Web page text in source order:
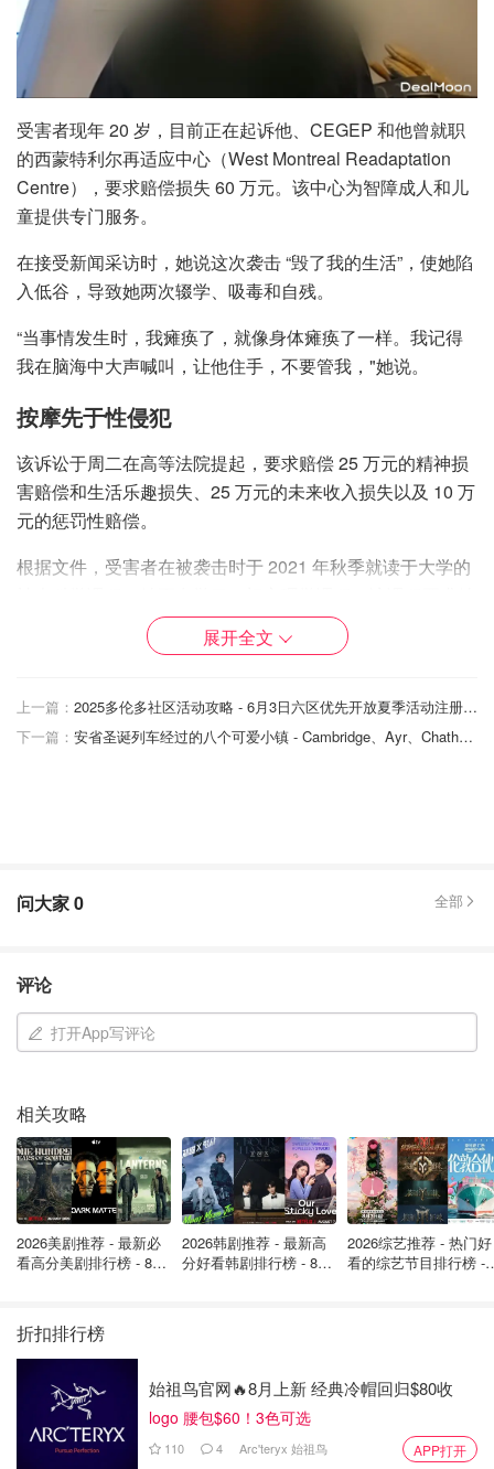
受害者现年 20 岁，目前正在起诉他、CEGEP 和他曾就职
的西蒙特利尔再适应中心（West Montreal Readaptation
Centre），要求赔偿损失 60 万元。该中心为智障成人和儿
童提供专门服务。
在接受新闻采访时，她说这次袭击 “毁了我的生活”，使她陷
入低谷，导致她两次辍学、吸毒和自残。
“当事情发生时，我瘫痪了，就像身体瘫痪了一样。我记得
我在脑海中大声喊叫，让他住手，不要管我，"她说。
按摩先于性侵犯
该诉讼于周二在高等法院提起，要求赔偿 25 万元的精神损
害赔偿和生活乐趣损失、25 万元的未来收入损失以及 10 万
元的惩罚性赔偿。
根据文件，受害者在被袭击时于 2021 年秋季就读于大学的
参加一项志愿者计划，该计划将她与一名有特殊需要的成年
人配对，并为她的课程写日记。
诉讼称，帕雷德斯是该项目的一名主管，在项目开始的头几
个月里与这名女子建立了关系，有时会给她“穴位按摩”来缓
桌上，趴在地上，然后对她进行了大约两个小时的性侵犯。
访了受害者，并帮助她准备了一份将提交给警方的声明。
他并没有完全打垮我
响，包括两次自杀未遂、创伤后应激反应、噩梦和恐慌症发
作。有一次，她 “在卧室安装了一个摄像头，因为她无法判
断他是否在那里”。
“自辍学后，原告一直打零工，收入微薄，如杂货店收银员/
服务员、披萨外卖员和音乐器材销售员。这些工作无法提供
与护士相同的薪水或工作保障。”
既然帕雷德斯已经被定罪，她说希望通过民事诉讼向他传达
一个信息。
“我会挺过去的，他并没有完全打垮我。”她告诉采访媒
体："是的，你知道他让我伤心了几年，我总会因此留下一
些伤疤，但我会重新振作起来，我希望我很快就能变回原来
展开全文
上一篇：
2025多伦多社区活动攻略 - 6月3日六区优先开放夏季活动注册！娱乐活动、领取补贴详解
下一篇：
安省圣诞列车经过的八个可爱小镇 - Cambridge、Ayr、Chatham和Merrickville等！
问大家0 全部
评论
打开App写评论
相关攻略
2026美剧推荐 - 最新必
看高分美剧排行榜 - 8月
2026韩剧推荐 - 最新高
分好看韩剧排行榜 - 8月
2026综艺推荐 - 热门好
看的综艺节目排行榜 -
折扣排行榜
始祖鸟官网🔥8月上新 经典冷帽回归$80收
logo 腰包$60！3色可选
110 4 Arc'teryx 始祖鸟 APP打开